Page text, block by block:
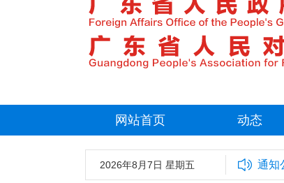
网站首页 动态
2026年8月7日 星期五 通知
中共广东省委外事工作